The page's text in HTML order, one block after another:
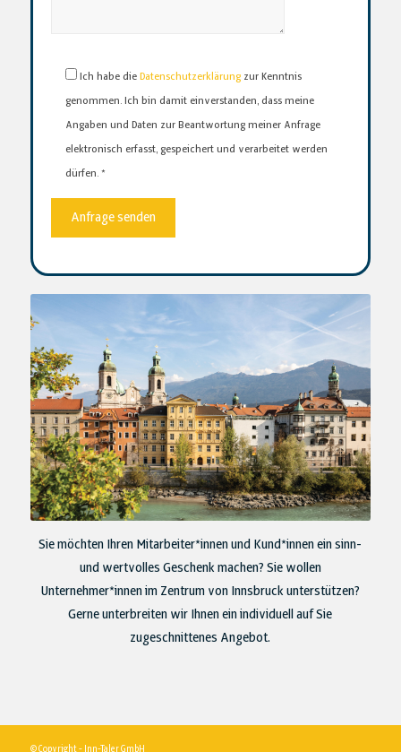
Bitte lasse dieses Feld leer.
Ich habe die Datenschutzerklärungzur Kenntnis
genommen. Ich bin damit einverstanden, dass meine
Angaben und Daten zur Beantwortung meiner Anfrage
elektronisch erfasst, gespeichert und verarbeitet werden
dürfen. *
Sie möchten Ihren Mitarbeiter*innen und Kund*innen ein sinn-
und wertvolles Geschenk machen? Sie wollen
Unternehmer*innen im Zentrum von Innsbruck unterstützen?
Gerne unterbreiten wir Ihnen ein individuell auf Sie
zugeschnittenes Angebot.
© Copyright - Inn-Taler GmbH